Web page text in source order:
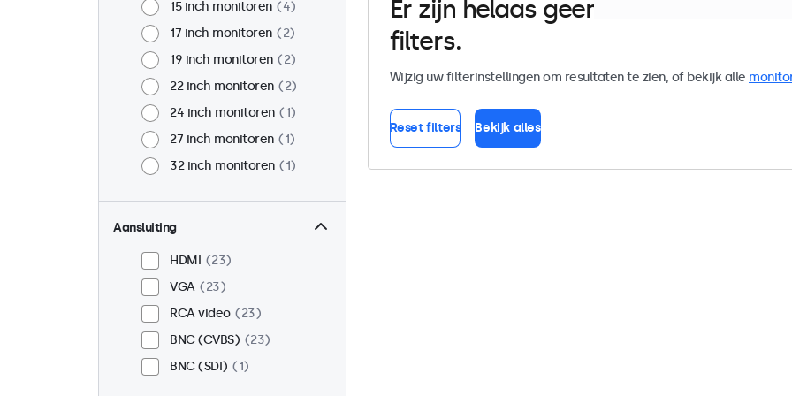
15 inch monitoren
4
17 inch monitoren
2
19 inch monitoren
2
22 inch monitoren
2
24 inch monitoren
1
27 inch monitoren
1
32 inch monitoren
1
Aansluiting
HDMI
23
VGA
23
RCA video
23
BNC (CVBS)
23
BNC (SDI)
1
Er zijn helaas geen monitoren die
filters.
Wijzig uw filterinstellingen om resultaten te zien, of bekijk alle
Reset filters Bekijk alles